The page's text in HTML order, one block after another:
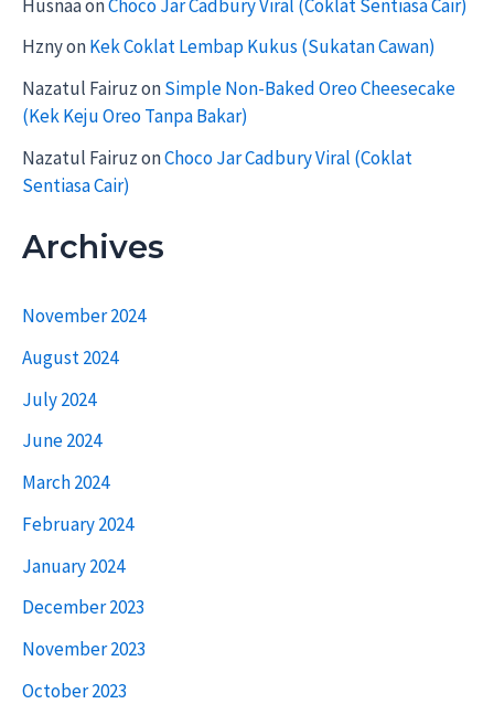
HusnaaonChoco Jar Cadbury Viral (Coklat Sentiasa Cair)
HznyonKek Coklat Lembap Kukus (Sukatan Cawan)
Nazatul FairuzonSimple Non-Baked Oreo Cheesecake
(Kek Keju Oreo Tanpa Bakar)
Nazatul FairuzonChoco Jar Cadbury Viral (Coklat
Sentiasa Cair)
Archives
November 2024
August 2024
July 2024
June 2024
March 2024
February 2024
January 2024
December 2023
November 2023
October 2023